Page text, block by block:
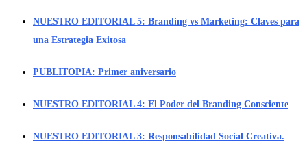
NUESTRO EDITORIAL 5: Branding vs Marketing: Claves para
una Estrategia Exitosa
PUBLITOPIA: Primer aniversario
NUESTRO EDITORIAL 4: El Poder del Branding Consciente
NUESTRO EDITORIAL 3: Responsabilidad Social Creativa.